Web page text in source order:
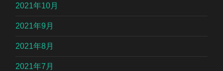
2021年10月
2021年9月
2021年8月
2021年7月